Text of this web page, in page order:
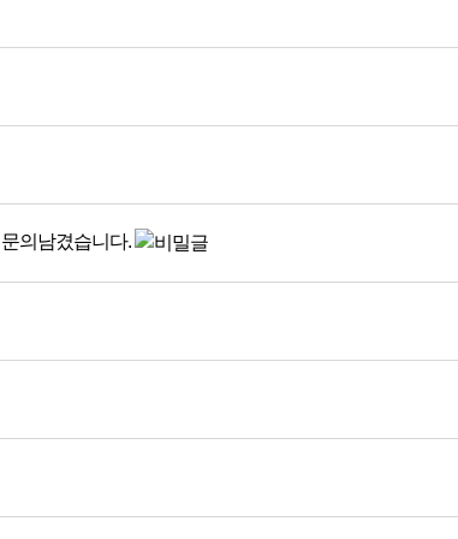
의남겼습니다.